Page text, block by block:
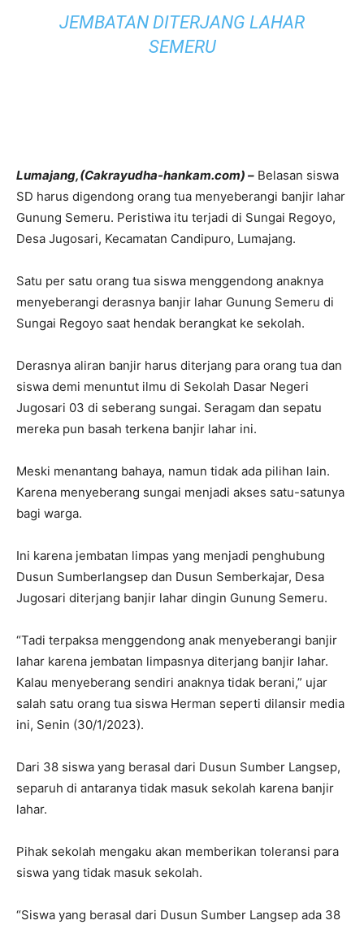
JEMBATAN DITERJANG LAHAR
SEMERU
Lumajang,(Cakrayudha-hankam.com) – Belasan siswa
SD harus digendong orang tua menyeberangi banjir lahar
Gunung Semeru. Peristiwa itu terjadi di Sungai Regoyo,
Desa Jugosari, Kecamatan Candipuro, Lumajang.
Satu per satu orang tua siswa menggendong anaknya
menyeberangi derasnya banjir lahar Gunung Semeru di
Sungai Regoyo saat hendak berangkat ke sekolah.
Derasnya aliran banjir harus diterjang para orang tua dan
siswa demi menuntut ilmu di Sekolah Dasar Negeri
Jugosari 03 di seberang sungai. Seragam dan sepatu
mereka pun basah terkena banjir lahar ini.
Meski menantang bahaya, namun tidak ada pilihan lain.
Karena menyeberang sungai menjadi akses satu-satunya
bagi warga.
Ini karena jembatan limpas yang menjadi penghubung
Dusun Sumberlangsep dan Dusun Semberkajar, Desa
Jugosari diterjang banjir lahar dingin Gunung Semeru.
“Tadi terpaksa menggendong anak menyeberangi banjir
lahar karena jembatan limpasnya diterjang banjir lahar.
Kalau menyeberang sendiri anaknya tidak berani,” ujar
salah satu orang tua siswa Herman seperti dilansir media
ini, Senin (30/1/2023).
Dari 38 siswa yang berasal dari Dusun Sumber Langsep,
separuh di antaranya tidak masuk sekolah karena banjir
lahar.
Pihak sekolah mengaku akan memberikan toleransi para
siswa yang tidak masuk sekolah.
“Siswa yang berasal dari Dusun Sumber Langsep ada 38